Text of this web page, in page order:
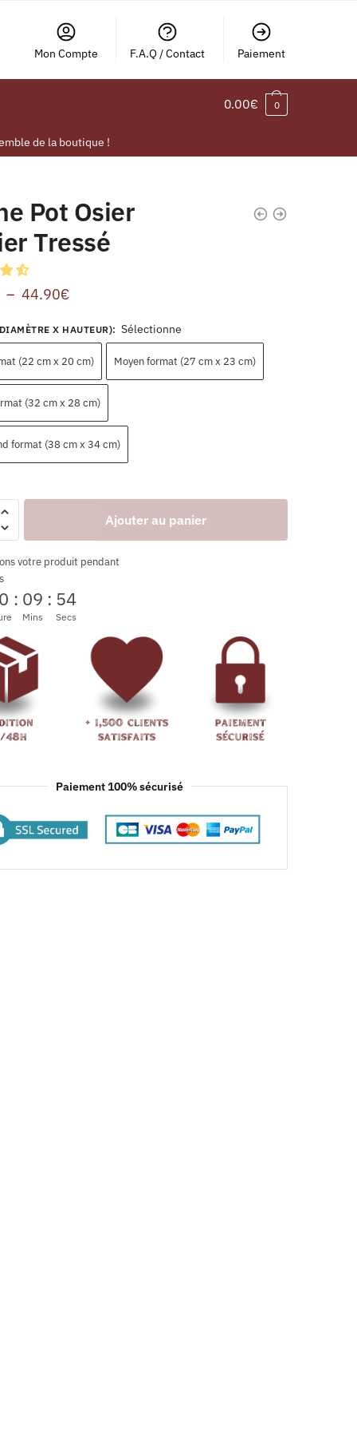
Mon Compte F.A.Q / Contact Paiement
0.00€ 0
de la boutique !
Pot Osier
Tressé
– 44.90€
X HAUTEUR): Sélectionne
(22 cm x 20 cm) Moyen format (27 cm x 23 cm)
(32 cm x 28 cm)
format (38 cm x 34 cm)
Ajouter au panier
votre produit pendant
: 09
Mins
: 53
Secs
Paiement 100% sécurisé